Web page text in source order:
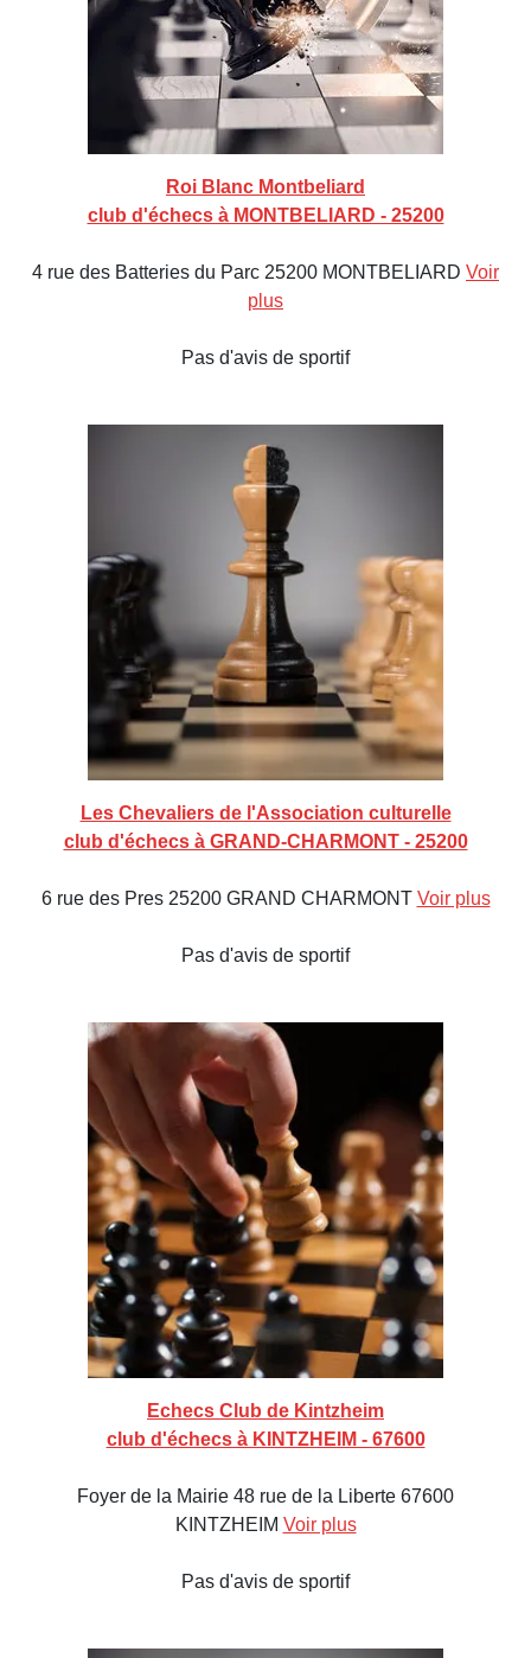
Roi Blanc Montbeliard
club d'échecs à MONTBELIARD - 25200
4 rue des Batteries du Parc 25200 MONTBELIARD Voir
plus
Pas d'avis de sportif
Les Chevaliers de l'Association culturelle
club d'échecs à GRAND-CHARMONT - 25200
6 rue des Pres 25200 GRAND CHARMONT Voir plus
Pas d'avis de sportif
Echecs Club de Kintzheim
club d'échecs à KINTZHEIM - 67600
Foyer de la Mairie 48 rue de la Liberte 67600
KINTZHEIM Voir plus
Pas d'avis de sportif